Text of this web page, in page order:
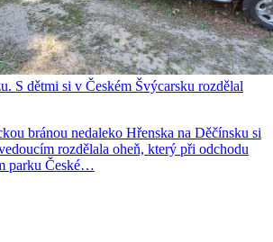
S dětmi si v Českém Švýcarsku rozdělal
bránou nedaleko Hřenska na Děčínsku si
rozdělala oheň, který při odchodu
parku České…